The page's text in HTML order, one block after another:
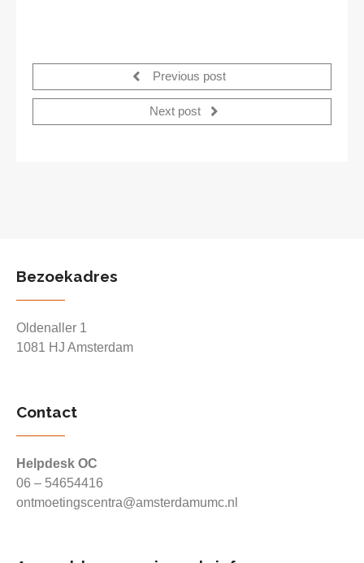
Previous post
Next post
Bezoekadres
Oldenaller 1
1081 HJ Amsterdam
Contact
Helpdesk OC
06 – 54654416
ontmoetingscentra@amsterdamumc.nl